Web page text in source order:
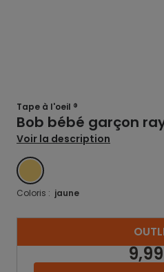
Tape à l'oeil ®
Bob bébé garçon
Voir la description
JAUNE
Coloris : jaune